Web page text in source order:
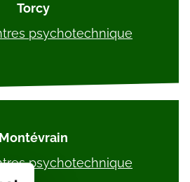
Torcy
psychotechnique
Montévrain
psychotechnique